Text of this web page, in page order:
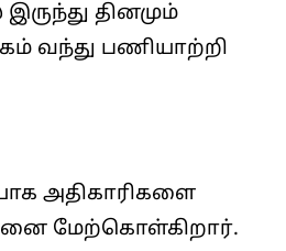
தினமும்
வந்து பணியாற்றி
அதிகாரிகளை
மேற்கொள்கிறார்.